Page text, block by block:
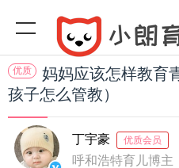
优质
妈妈应该怎样教育
孩子怎么管教）
丁宇豪 优质会员
呼和浩特育儿博主